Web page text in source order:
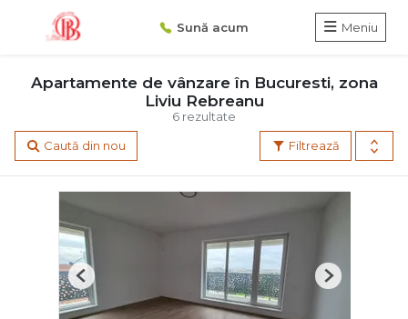
Sună acum Meniu
6 rezultate
Apartamente de vânzare în Bucuresti, zona
Liviu Rebreanu
Filtrează
Caută din nou
Previous Next